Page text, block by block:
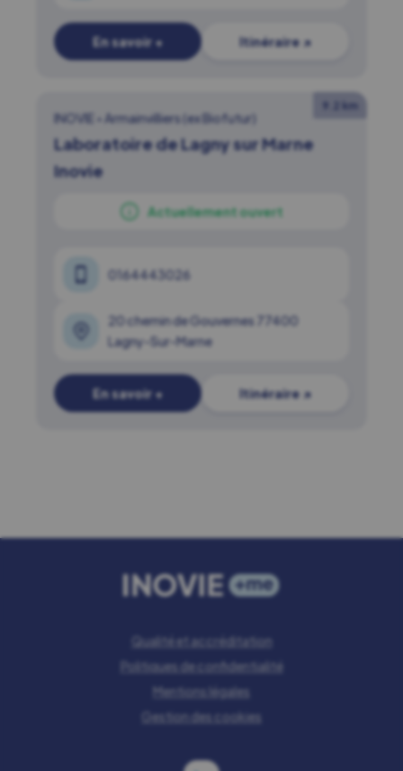
En savoir + Itinéraire ↗
9.2 km
INOVIE • Armainvilliers (ex Biofutur)
Laboratoire de Lagny sur Marne
Inovie
Actuellement ouvert
0164443026
20 chemin de Gouvernes 77400
Lagny-Sur-Marne
En savoir + Itinéraire ↗
Qualité et accréditation
Politiques de confidentialité
Mentions légales
Gestion des cookies